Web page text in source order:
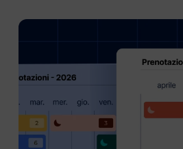
Affitti
termine
affitti
breve